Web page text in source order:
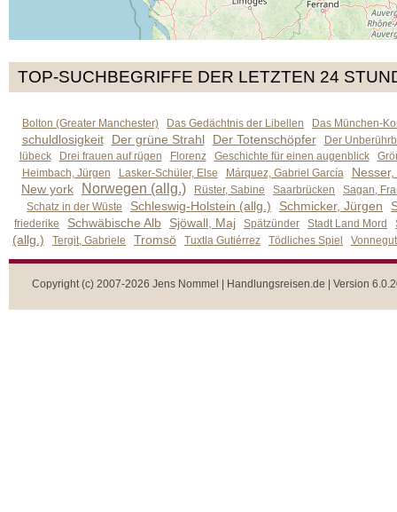
TOP-SUCHBEGRIFFE DER LETZTEN 24
Bolton (Greater Manchester) Das Gedächtnis der Libellen Das München-
schuldlosigkeit Der grüne Strahl Der Totenschöpfer
Der
lübeck
Drei frauen auf rügen Florenz Geschichte für einen augenblick
Heimbach, Jürgen
Lasker-Schüler, Else Márquez, Gabriel García
New york
Norwegen (allg.) Rüster, Sabine Saarbrücken
Sagan,
Schatz in der Wüste
Schleswig-Holstein (allg.) Schmicker, Jürgen
friederike Schwäbische Alb Sjöwall, Maj Spätzünder Stadt Land Mord
(allg.) Tergit, Gabriele Tromsö Tuxtla Gutiérrez Tödliches Spiel
Copyright (c) 2007-2026 Jens Nommel | Handlungsreisen.de | Version